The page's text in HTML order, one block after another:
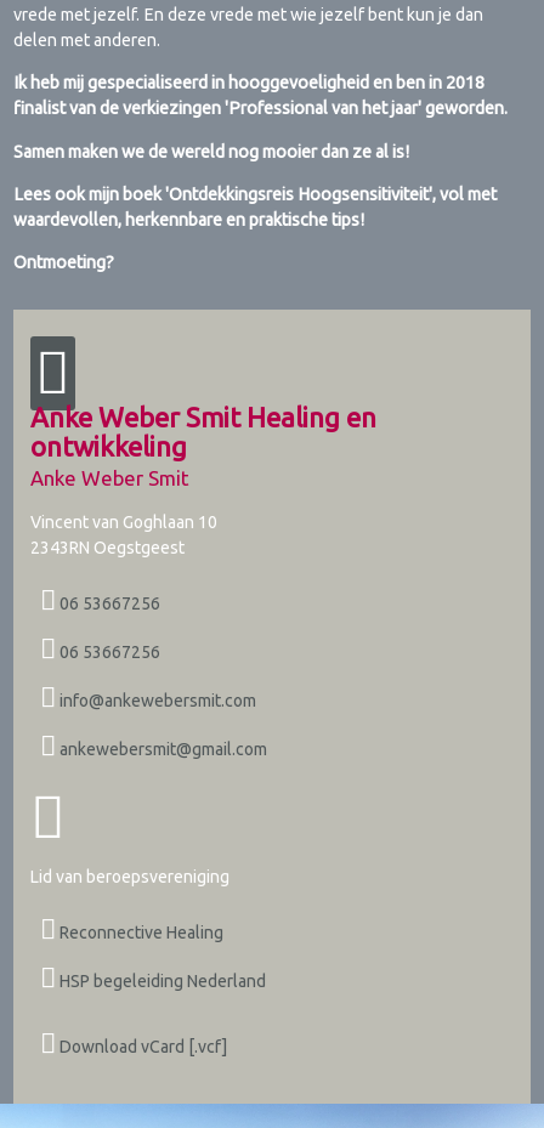
vrede met jezelf. En deze vrede met wie jezelf bent kun je dan
delen met anderen.
Ik heb mij gespecialiseerd in hooggevoeligheid en ben in 2018
finalist van de verkiezingen 'Professional van het jaar' geworden.
Samen maken we de wereld nog mooier dan ze al is!
Lees ook mijn boek 'Ontdekkingsreis Hoogsensitiviteit', vol met
waardevollen, herkennbare en praktische tips!
Ontmoeting?
Anke Weber Smit Healing en
ontwikkeling
Anke Weber Smit
Vincent van Goghlaan 10
2343RN Oegstgeest
06 53667256
06 53667256
info@ankewebersmit.com
ankewebersmit@gmail.com
Lid van beroepsvereniging
Reconnective Healing
HSP begeleiding Nederland
Download vCard [.vcf]